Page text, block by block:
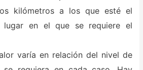
kilómetros a los que esté el
lugar en el que se requiere el
varía en relación del nivel de